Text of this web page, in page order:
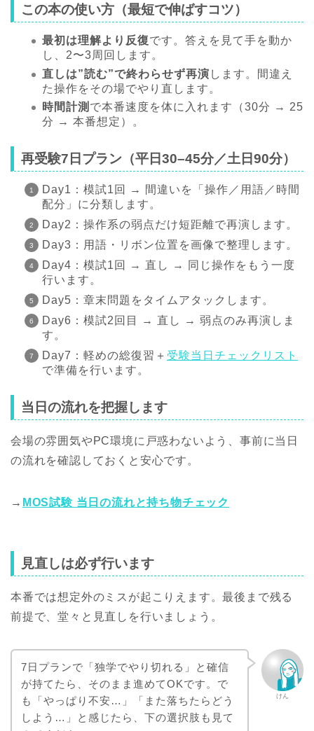
この本の使い方（最短で伸ばすコツ）
最初は理解より反復です。答えを見て手を動か
し、2〜3周回します。
直しは”読む”で終わらせず再演 します。間違え
た操作をその場でやり直します。
時間計測 で本番速度を体に入れます（30分 → 25
分 → 本番想定）。
再受験7日プラン（平日30–45分／土日90分）
Day1：模試1回 → 間違いを「操作／用語／時間
配分」に分類します。
Day2：操作系の弱点だけ短距離で再演します。
Day3：用語・リボン位置を画像で整理します。
Day4：模試1回 → 直し → 同じ操作をもう一度
行います。
Day5：章末問題をタイムアタックします。
Day6：模試2回目 → 直し → 弱点のみ再演しま
す。
Day7：軽めの総復習＋ 受験当日チェックリスト
で準備を行います。
当日の流れを把握します
会場の雰囲気やPC環境に戸惑わないよう、事前に当日
の流れを確認しておくと安心です。
→ MOS試験 当日の流れと持ち物チェック
見直しは必ず行います
本番では想定外のミスが起こりえます。最後まで残る
前提で、堂々と見直しを行いましょう。
けん
7日プランで「独学でやり切れる」と確信
が持てたら、そのまま進めてOKです。で
も「やっぱり不安…」「また落ちたらどう
しよう…」と感じたら、下の選択肢も見て